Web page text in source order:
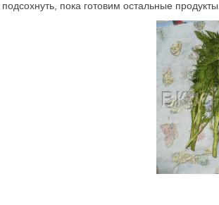
подсохнуть, пока готовим остальные продукты.